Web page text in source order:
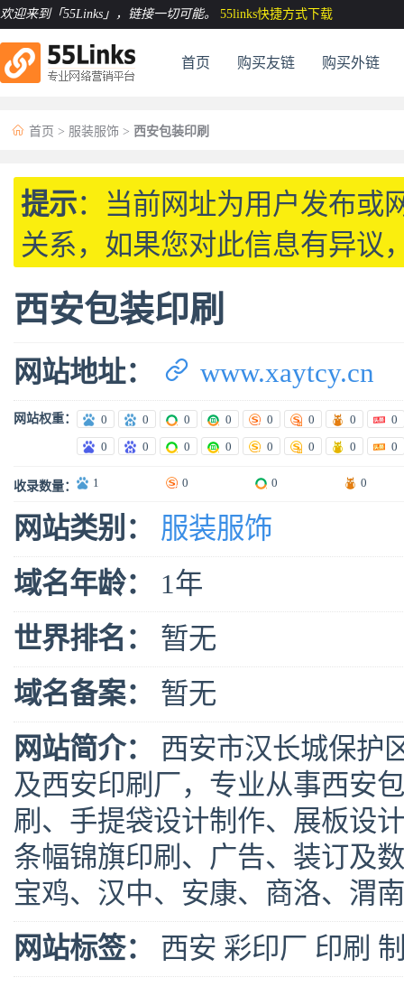
欢迎来到「55Links」 ，链接一切可能。 55links快捷方式下载
首页 购买友链 购买外链
 首页 > 服装服饰 > 西安包装印刷
提示：当前网址为用户发布或
关系，如果您对此信息有异议
西安包装印刷
网站地址：  www.xaytcy.cn
网站权重： 0 0 0 0 0 0 0
0
0
0 0 0 0 0 0 0
收录数量： 1 0 0 0
网站类别：
服装服饰
域名年龄：
1年
世界排名：
暂无
域名备案：
暂无
网站简介：
西安市汉长城保护
及西安印刷厂，专业从事西安
刷、手提袋设计制作、展板设
条幅锦旗印刷、广告、装订及
宝鸡、汉中、安康、商洛、渭
网站标签：
西安 彩印厂 印刷